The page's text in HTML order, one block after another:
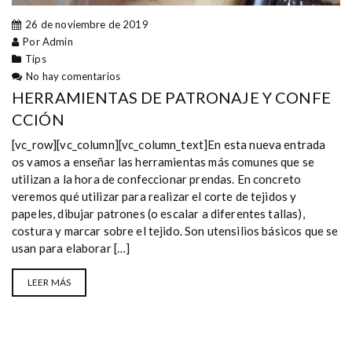
26 de noviembre de 2019
Por Admin
Tips
No hay comentarios
HERRAMIENTAS DE PATRONAJE Y CONFE
CCIÓN
[vc_row][vc_column][vc_column_text]En esta nueva entrada
os vamos a enseñar las herramientas más comunes que se
utilizan a la hora de confeccionar prendas. En concreto
veremos qué utilizar para realizar el corte de tejidos y
papeles, dibujar patrones (o escalar a diferentes tallas),
costura y marcar sobre el tejido. Son utensilios básicos que se
usan para elaborar […]
LEER MÁS